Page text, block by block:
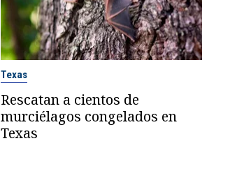
Texas
Rescatan a cientos de
murciélagos congelados en
Texas